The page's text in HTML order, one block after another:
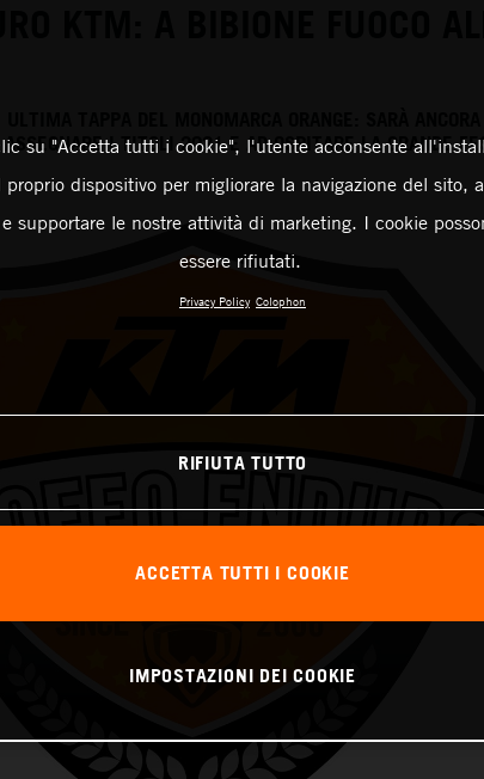
KTM: A BIBIONE FUOCO
ASSEGNARE I TITOLI 2021 E AD OSPITARE LA GRANDE
su "Accetta tutti i cookie", l'utente acconsente
proprio dispositivo per migliorare la navigazione del sito,
supportare le nostre attività di marketing. I cookie
essere rifiutati.
Privacy Policy Colophon
RIFIUTA TUTTO
ACCETTA TUTTI I COOKIE
IMPOSTAZIONI DEI COOKIE